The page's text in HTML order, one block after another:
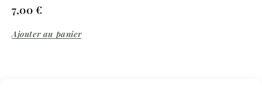
7,00 €
Ajouter au panier